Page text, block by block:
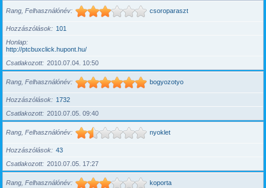
Rang, Felhasználónév csoroparaszt
Hozzászólások
101
Honlap
http://ptcbuxclick.hupont.hu/
Csatlakozott
2010.07.04. 10:50
Rang, Felhasználónév bogyozotyo
Hozzászólások
1732
Csatlakozott
2010.07.05. 09:40
Rang, Felhasználónév nyoklet
Hozzászólások
43
Csatlakozott
2010.07.05. 17:27
Rang, Felhasználónév koporta